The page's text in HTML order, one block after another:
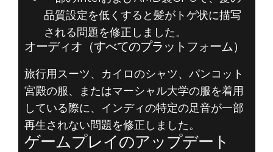
品質設定を低くすると髪がトゲ状に描写
される問題を修正しました。
オーディオ（すべてのプラットフォーム）
旅行用スーツ、カイロのシャツ、パンコット
宮殿の服、またはマーシャル大学の服を着用
している際に、インディの特定の足音が一部
再生されない問題を修正しました。
ゲームプレイのアップデート